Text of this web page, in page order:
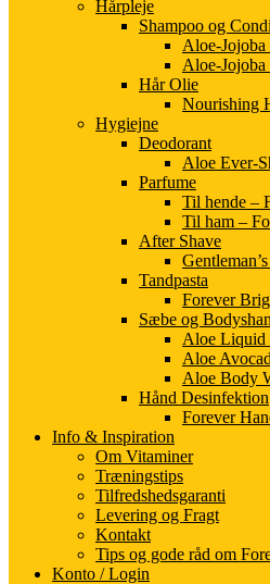
Hårpleje
Shampoo og
Aloe-Jojoba
Aloe-
Hår Olie
Nourishing
Hygiejne
Deodorant
Aloe Ever-
Parfume
Til hende –
Til ham –
After Shave
Tandpasta
Forever
Sæbe og
Aloe Liquid
Aloe
Aloe Body
Hånd Desinfektion
Forever
Info & Inspiration
Om Vitaminer
Træningstips
Tilfredshedsgaranti
Levering og Fragt
Kontakt
Tips og gode råd om
Konto / Login